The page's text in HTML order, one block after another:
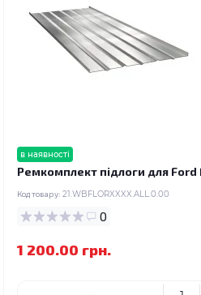
в наявності
Ремкомплект підлоги для
Код товару: 21.WBFLORXXXX.ALL.0.00
0
1 200.00 грн.